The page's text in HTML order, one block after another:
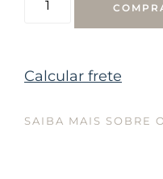
Calcular frete
SAIBA MAIS SOBRE